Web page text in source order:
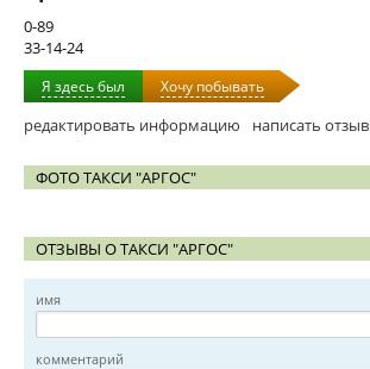
0-89
33-14-24
Я здесь был Хочу побывать
редактировать информацию написать отзыв
ФОТО ТАКСИ "АРГОС"
ОТЗЫВЫ О ТАКСИ "АРГОС"
имя
комментарий